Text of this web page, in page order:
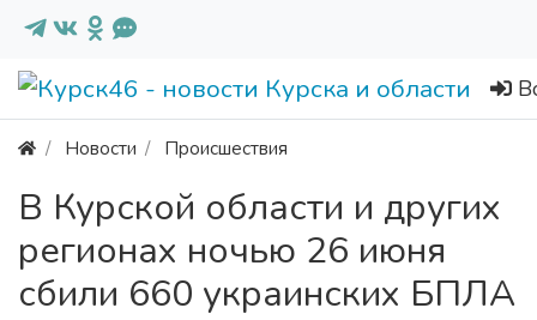
Новости Происшествия
В Курской области и других
регионах ночью 26 июня
сбили 660 украинских БПЛА